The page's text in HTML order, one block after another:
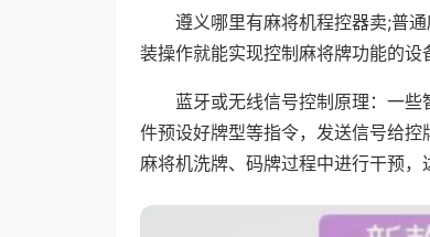
遵义哪里有麻将机程控器卖;普
装操作就能实现控制麻将牌功能的设
蓝牙或无线信号控制原理：一
件预设好牌型等指令，发送信号给
麻将机洗牌、码牌过程中进行干预，